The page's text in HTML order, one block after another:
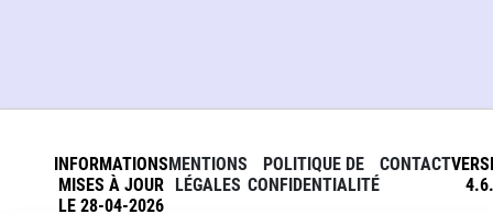
INFORMATIONS
MISES À JOUR
LE 28-04-2026
MENTIONS
LÉGALES
POLITIQUE DE
CONFIDENTIALITÉ
CONTACT